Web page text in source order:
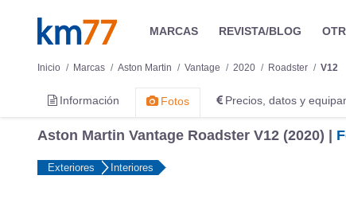
MARCAS REVISTA/BLOG
Inicio Marcas Aston Martin Vantage 2020 Roadster V12
Información Fotos Precios, datos y
Aston Martin Vantage Roadster V12 (2020) |
Exteriores Interiores